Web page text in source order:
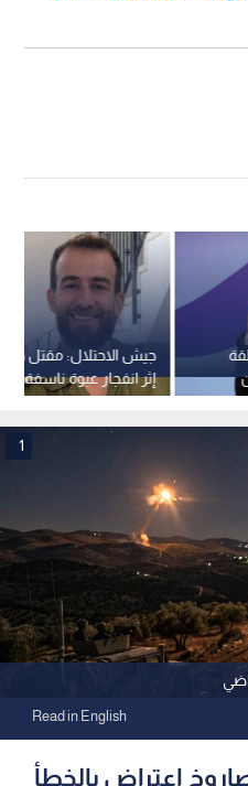
إثر انفجار عبوة ناسفة
جنوب لبنان
1
Read in English
اعتراض بالخطأ